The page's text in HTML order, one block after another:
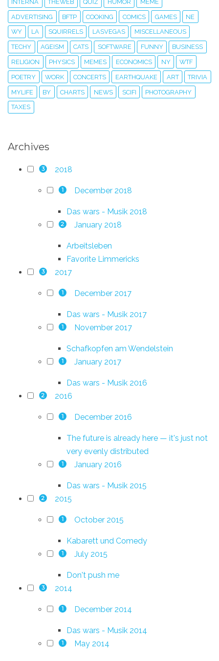
INTERNA THEWEB QUIZ HUMOR MEME
ADVERTISING BFTP COOKING COMICS GAMES NE
WY LA SQUIRRELS LASVEGAS MISCELLANEOUS
TECHY AGEISM CATS SOFTWARE FUNNY BUSINESS
RELIGION PHYSICS MEMES ECONOMICS NY WTF
POETRY WORK CONCERTS EARTHQUAKE ART TRIVIA
MYLIFE BY CHARTS NEWS SCIFI PHOTOGRAPHY
TAXES
Archives
3 2018
1 December 2018
Das wars - Musik 2018
2 January 2018
Arbeitsleben
Favorite Limmericks
3 2017
1 December 2017
Das wars - Musik 2017
1 November 2017
Schafkopfen am Wendelstein
1 January 2017
Das wars - Musik 2016
2 2016
1 December 2016
The future is already here — it's just not
very evenly distributed
1 January 2016
Das wars - Musik 2015
2 2015
1 October 2015
Kabarett und Comedy
1 July 2015
Don't push me
3 2014
1 December 2014
Das wars - Musik 2014
1 May 2014